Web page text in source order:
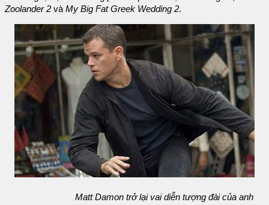
Zoolander 2 và My Big Fat Greek Wedding 2.
Matt Damon trở lại vai diễn tượng đài của anh